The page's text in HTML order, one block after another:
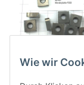
Seco Inserts
Wie wir